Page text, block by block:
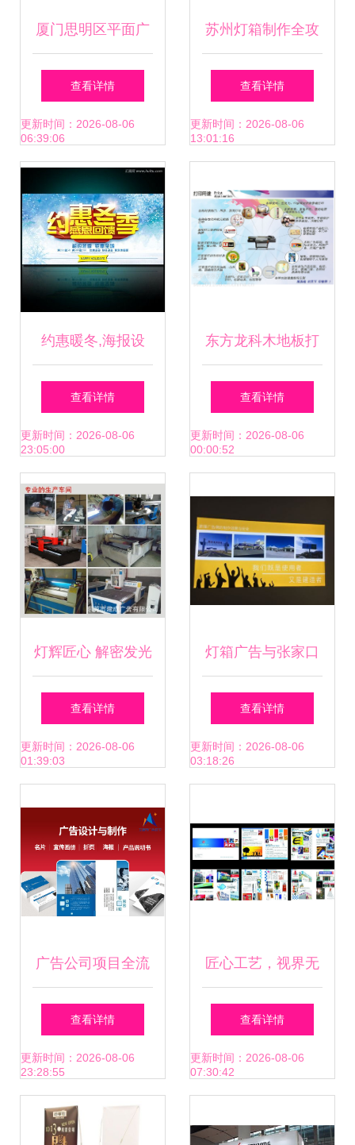
厦门思明区平面广
告设计培训与职业
前景指南
查看详情
更新时间：2026-08-06
06:39:06
苏州灯箱制作全攻
略 户外灯箱、超薄
灯箱及广告制作的
查看详情
更新时间：2026-08-06
13:01:16
约惠暖冬,海报设
计,画册 宣传单 广
告,设计模板,汇图
网
查看详情
更新时间：2026-08-06
23:05:00
东方龙科木地板打
印机与理光UV平板
打印机 广告制作的
查看详情
更新时间：2026-08-06
00:00:52
灯辉匠心 解密发光
字招牌背后的制作
艺术
查看详情
更新时间：2026-08-06
01:39:03
灯箱广告与张家口
广告牌制作 分类与
选择指南
查看详情
更新时间：2026-08-06
03:18:26
广告公司项目全流
程解析 从图片设计
到成品制作的高效
闭环
查看详情
更新时间：2026-08-06
23:28:55
匠心工艺，视界无
界——广告制作全
能服务者
查看详情
更新时间：2026-08-06
07:30:42